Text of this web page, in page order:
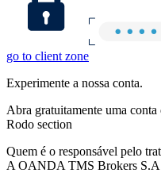
go to client zone
Experimente a nossa conta.
Abra gratuitamente uma conta
Rodo section
Quem é o responsável pelo
A OANDA TMS Brokers S.A.